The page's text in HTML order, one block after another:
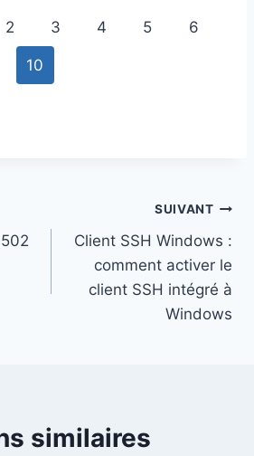
2 3 4 5 6
10
SUIVANT
Client SSH Windows :
comment activer le
client SSH intégré à
Windows
similaires